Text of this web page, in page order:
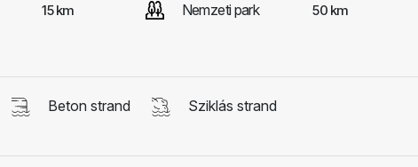
15 km Nemzeti park 50 km
Beton strand Sziklás strand